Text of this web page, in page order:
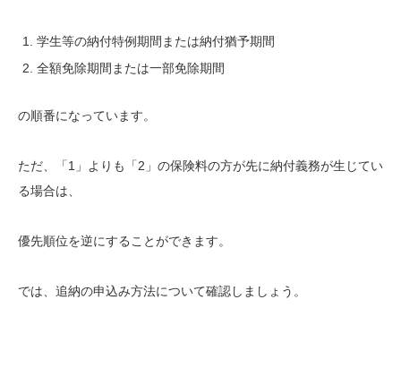
学生等の納付特例期間または納付猶予期間
全額免除期間または一部免除期間
の順番になっています。
ただ、「1」よりも「2」の保険料の方が先に納付義務が生じてい
る場合は、
優先順位を逆にすることができます。
では、追納の申込み方法について確認しましょう。